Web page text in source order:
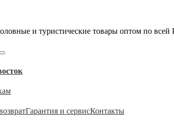
и туристические товары оптом по всей
Гарантия и сервисКонтакты